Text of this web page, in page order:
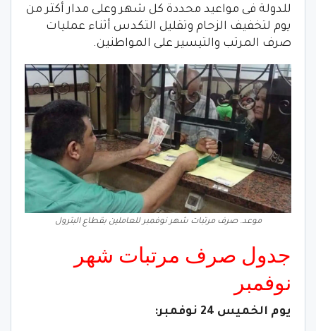
للدولة فى مواعيد محددة كل شهر وعلى مدار أكثر من
يوم لتخفيف الزحام وتقليل التكدس أثناء عمليات
صرف المرتب والتيسير على المواطنين.
موعد. صرف مرتبات شهر نوفمبر للعاملين بقطاع البترول
جدول صرف مرتبات شهر
نوفمبر
يوم الخميس 24 نوفمبر: